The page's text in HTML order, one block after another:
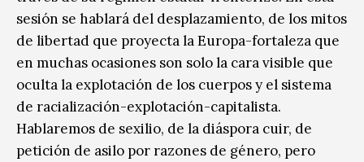
sesión se hablará del desplazamiento, de los mitos
de libertad que proyecta la Europa-fortaleza que
en muchas ocasiones son solo la cara visible que
oculta la explotación de los cuerpos y el sistema
de racialización-explotación-capitalista.
Hablaremos de sexilio, de la diáspora cuir, de
petición de asilo por razones de género, pero